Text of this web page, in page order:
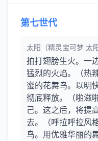
第七世代
太阳（精灵宝可梦 太
拍打翅膀生火。一
猛烈的火焰。（热
蜜的花舞鸟。以明
彻底释放。（啪滋
己。这之后，将提
去。（呼拉呼拉风
鸟。用优雅华丽的